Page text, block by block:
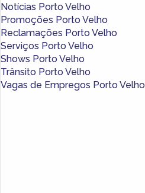
Notícias Porto Velho
Promoções Porto Velho
Reclamações Porto Velho
Serviços Porto Velho
Shows Porto Velho
Trânsito Porto Velho
Vagas de Empregos Porto Velho